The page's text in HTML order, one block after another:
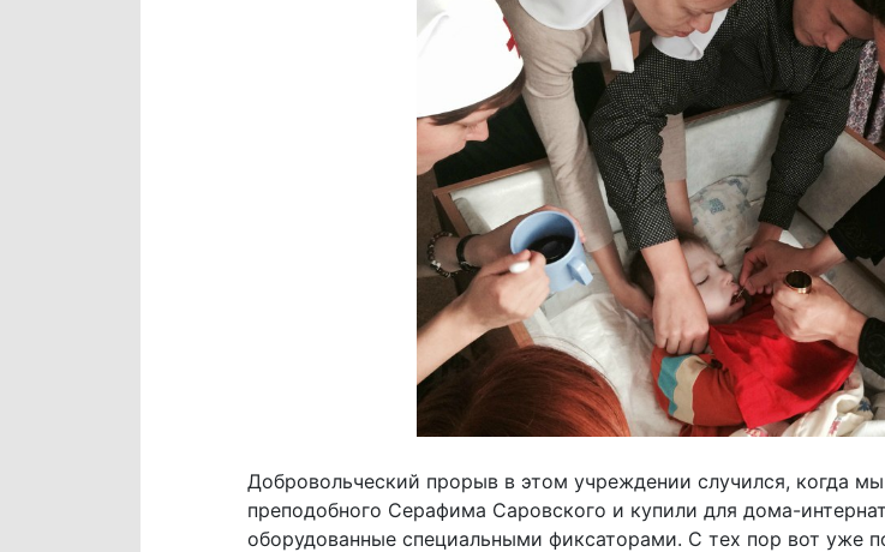
Добровольческий прорыв в этом учреждении случился, когда
преподобного Серафима Саровского и купили для дома-
оборудованные специальными фиксаторами. С тех пор вот уже